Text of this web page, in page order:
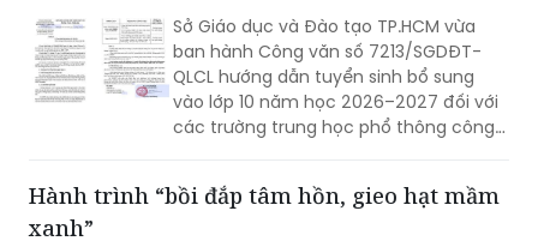
phòng bệnh, theo dõi sức khỏe và đến
cơ sở y tế kịp thời khi có dấu hiệu nghi
ngờ nhằm hạn chế nguy cơ lây lan và
các biến chứng có thể xảy ra.
TP.HCM hướng dẫn tuyển sinh bổ sung lớp
10 năm học 2026–2027
Sở Giáo dục và Đào tạo TP.HCM vừa
ban hành Công văn số 7213/SGDĐT-
vào lớp 10 năm học 2026–2027 đối với
các trường trung học phổ thông công